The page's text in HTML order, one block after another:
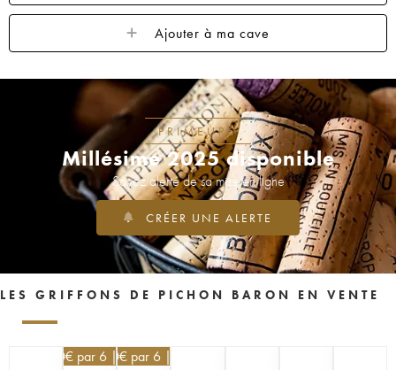
Ajouter à ma cave
PRIMEURS
Millésime 2025 disponible
Soyez alerté de sa mise en ligne
CRÉER UNE ALERTE
LES GRIFFONS DE PICHON BARON EN VENTE
39,60€ par 6 | -10%
40,50€ par 6 | -10%